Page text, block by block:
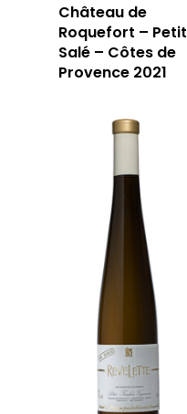
Château de
Roquefort – Petit
Salé – Côtes de
Provence 2021